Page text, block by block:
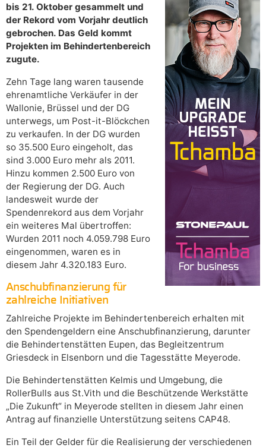
bis 21. Oktober gesammelt und
der Rekord vom Vorjahr deutlich
gebrochen. Das Geld kommt
Projekten im Behindertenbereich
zugute.
Zehn Tage lang waren tausende
ehrenamtliche Verkäufer in der
Wallonie, Brüssel und der DG
unterwegs, um Post-it-Blöckchen
zu verkaufen. In der DG wurden
so 35.500 Euro eingeholt, das
sind 3.000 Euro mehr als 2011.
Hinzu kommen 2.500 Euro von
der Regierung der DG. Auch
landesweit wurde der
Spendenrekord aus dem Vorjahr
ein weiteres Mal übertroffen:
Wurden 2011 noch 4.059.798 Euro
eingenommen, waren es in
diesem Jahr 4.320.183 Euro.
Anschubfinanzierung für
zahlreiche Initiativen
Zahlreiche Projekte im Behindertenbereich erhalten mit
den Spendengeldern eine Anschubfinanzierung, darunter
die Behindertenstätten Eupen, das Begleitzentrum
Griesdeck in Elsenborn und die Tagesstätte Meyerode.
Die Behindertenstätten Kelmis und Umgebung, die
RollerBulls aus St.Vith und die Beschützende Werkstätte
„Die Zukunft“ in Meyerode stellten in diesem Jahr einen
Antrag auf finanzielle Unterstützung seitens CAP48.
Ein Teil der Gelder für die Realisierung der verschiedenen